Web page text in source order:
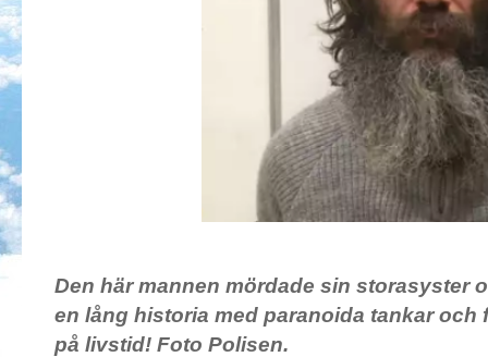
Den här mannen mördade sin storasyster
en lång historia med paranoida tankar
på livstid! Foto Polisen.